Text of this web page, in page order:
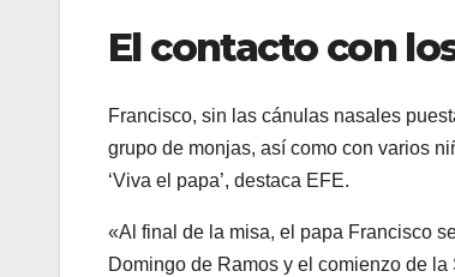
El contacto con
Francisco, sin las cánulas nasales
grupo de monjas, así como con varios
‘Viva el papa’, destaca EFE.
«Al final de la misa, el papa Francisco
Domingo de Ramos y el comienzo de